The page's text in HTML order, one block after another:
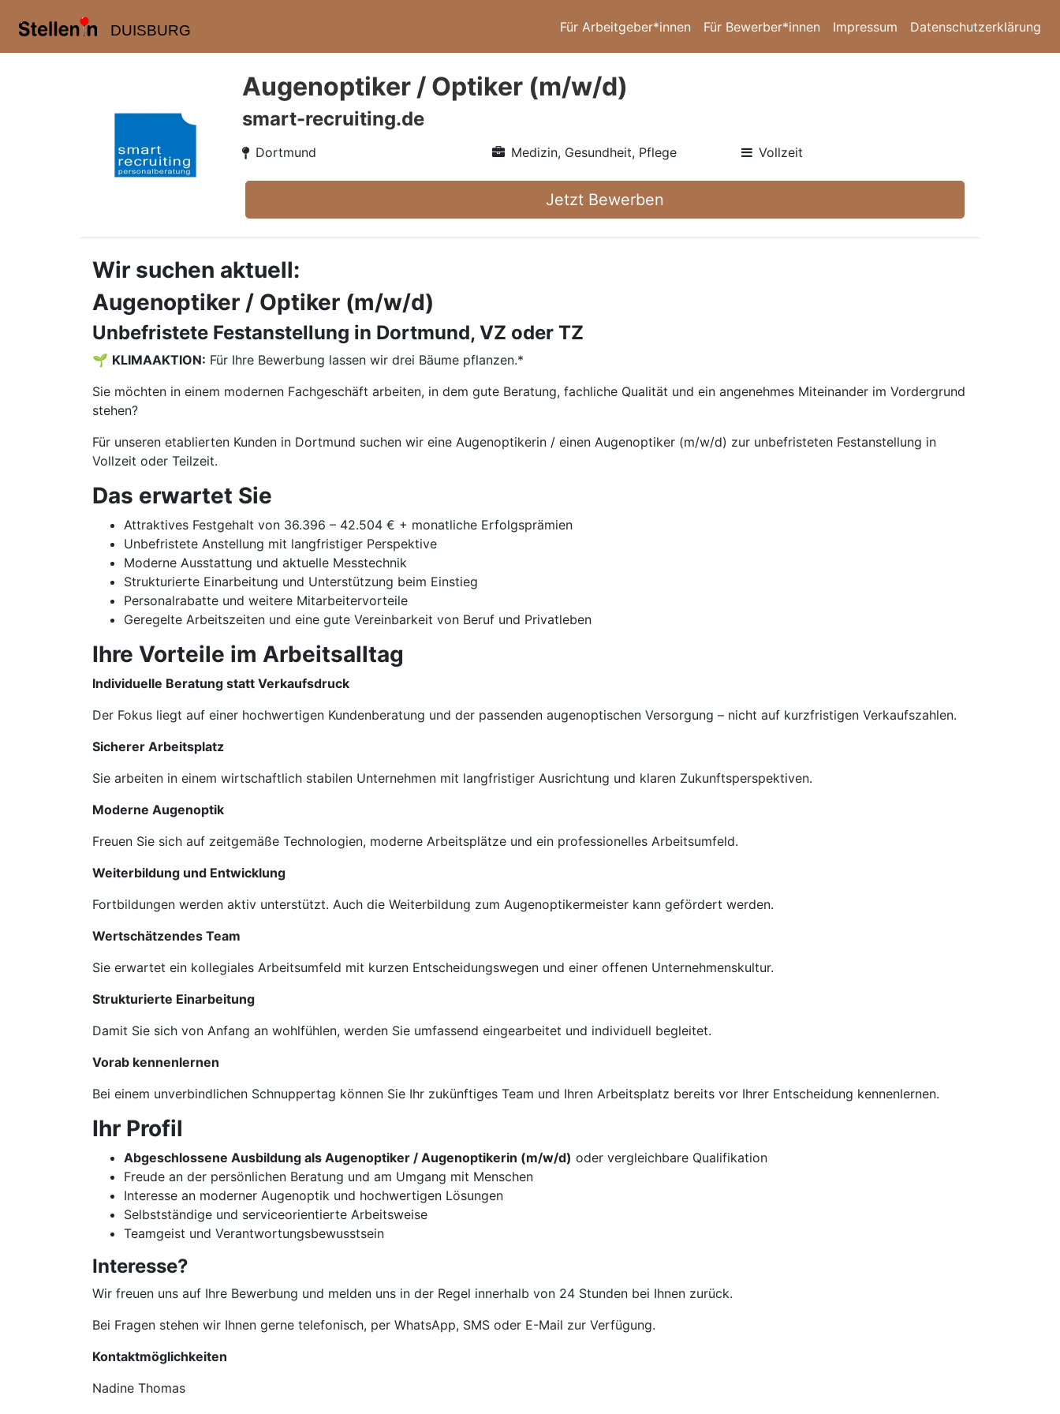
DUISBURG Für Arbeitgeber*innen Für Bewerber*innen Impressum Datenschutzerklärung
Augenoptiker / Optiker (m/w/d)
smart-recruiting.de
Dortmund Medizin, Gesundheit, Pflege Vollzeit
Jetzt Bewerben
Wir suchen aktuell:
Augenoptiker / Optiker (m/w/d)
Unbefristete Festanstellung in Dortmund, VZ oder TZ
🌱 KLIMAAKTION: Für Ihre Bewerbung lassen wir drei Bäume pflanzen.*
Sie möchten in einem modernen Fachgeschäft arbeiten, in dem gute Beratung, fachliche Qualität und ein angenehmes Miteinander im Vordergrund
stehen?
Für unseren etablierten Kunden in Dortmund suchen wir eine Augenoptikerin / einen Augenoptiker (m/w/d) zur unbefristeten Festanstellung in
Vollzeit oder Teilzeit.
Das erwartet Sie
Attraktives Festgehalt von 36.396 – 42.504 € + monatliche Erfolgsprämien
Unbefristete Anstellung mit langfristiger Perspektive
Moderne Ausstattung und aktuelle Messtechnik
Strukturierte Einarbeitung und Unterstützung beim Einstieg
Personalrabatte und weitere Mitarbeitervorteile
Geregelte Arbeitszeiten und eine gute Vereinbarkeit von Beruf und Privatleben
Ihre Vorteile im Arbeitsalltag
Individuelle Beratung statt Verkaufsdruck
Der Fokus liegt auf einer hochwertigen Kundenberatung und der passenden augenoptischen Versorgung – nicht auf kurzfristigen Verkaufszahlen.
Sicherer Arbeitsplatz
Sie arbeiten in einem wirtschaftlich stabilen Unternehmen mit langfristiger Ausrichtung und klaren Zukunftsperspektiven.
Moderne Augenoptik
Freuen Sie sich auf zeitgemäße Technologien, moderne Arbeitsplätze und ein professionelles Arbeitsumfeld.
Weiterbildung und Entwicklung
Fortbildungen werden aktiv unterstützt. Auch die Weiterbildung zum Augenoptikermeister kann gefördert werden.
Wertschätzendes Team
Sie erwartet ein kollegiales Arbeitsumfeld mit kurzen Entscheidungswegen und einer offenen Unternehmenskultur.
Strukturierte Einarbeitung
Damit Sie sich von Anfang an wohlfühlen, werden Sie umfassend eingearbeitet und individuell begleitet.
Vorab kennenlernen
Bei einem unverbindlichen Schnuppertag können Sie Ihr zukünftiges Team und Ihren Arbeitsplatz bereits vor Ihrer Entscheidung kennenlernen.
Ihr Profil
Abgeschlossene Ausbildung als Augenoptiker / Augenoptikerin (m/w/d) oder vergleichbare Qualifikation
Freude an der persönlichen Beratung und am Umgang mit Menschen
Interesse an moderner Augenoptik und hochwertigen Lösungen
Selbstständige und serviceorientierte Arbeitsweise
Teamgeist und Verantwortungsbewusstsein
Interesse?
Wir freuen uns auf Ihre Bewerbung und melden uns in der Regel innerhalb von 24 Stunden bei Ihnen zurück.
Bei Fragen stehen wir Ihnen gerne telefonisch, per WhatsApp, SMS oder E-Mail zur Verfügung.
Kontaktmöglichkeiten
Nadine Thomas